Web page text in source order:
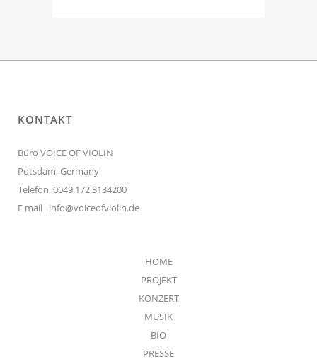
KONTAKT
Büro VOICE OF VIOLIN
Potsdam, Germany
Telefon 0049.172.3134200
E mail info@voiceofviolin.de
HOME
PROJEKT
KONZERT
MUSIK
BIO
PRESSE